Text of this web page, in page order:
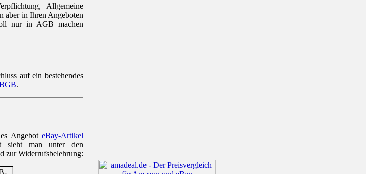
Allgemeine
aber in Ihren Angeboten
nur in AGB machen
auf ein bestehendes
.
Angebot eBay-Artikel
man unter den
zur Widerrufsbelehrung: